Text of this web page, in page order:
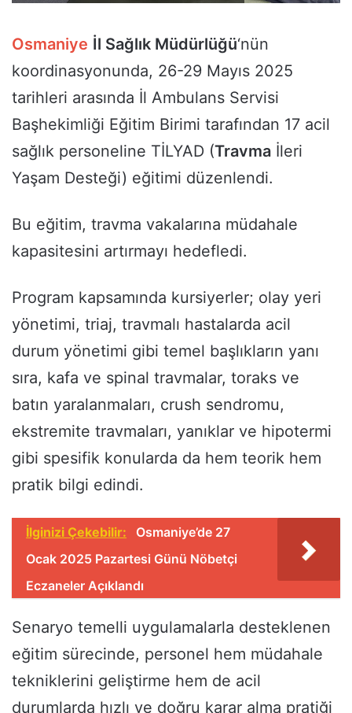
Osmaniye İl Sağlık Müdürlüğü‘nün
koordinasyonunda, 26-29 Mayıs 2025
tarihleri arasında İl Ambulans Servisi
Başhekimliği Eğitim Birimi tarafından 17 acil
sağlık personeline TİLYAD (Travma İleri
Yaşam Desteği) eğitimi düzenlendi.
Bu eğitim, travma vakalarına müdahale
kapasitesini artırmayı hedefledi.
Program kapsamında kursiyerler; olay yeri
yönetimi, triaj, travmalı hastalarda acil
durum yönetimi gibi temel başlıkların yanı
sıra, kafa ve spinal travmalar, toraks ve
batın yaralanmaları, crush sendromu,
ekstremite travmaları, yanıklar ve hipotermi
gibi spesifik konularda da hem teorik hem
pratik bilgi edindi.
İlginizi Çekebilir:
Osmaniye’de 27
Ocak 2025 Pazartesi Günü Nöbetçi
Eczaneler Açıklandı
Senaryo temelli uygulamalarla desteklenen
eğitim sürecinde, personel hem müdahale
tekniklerini geliştirme hem de acil
durumlarda hızlı ve doğru karar alma pratiği